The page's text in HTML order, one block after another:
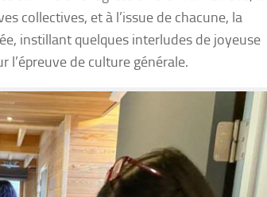
collectives, et à l’issue de chacune, la
instillant quelques interludes de joyeuse
l’épreuve de culture générale.